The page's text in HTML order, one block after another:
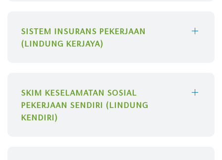
SISTEM INSURANS PEKERJAAN
(LINDUNG KERJAYA)
SKIM KESELAMATAN SOSIAL
PEKERJAAN SENDIRI (LINDUNG
KENDIRI)